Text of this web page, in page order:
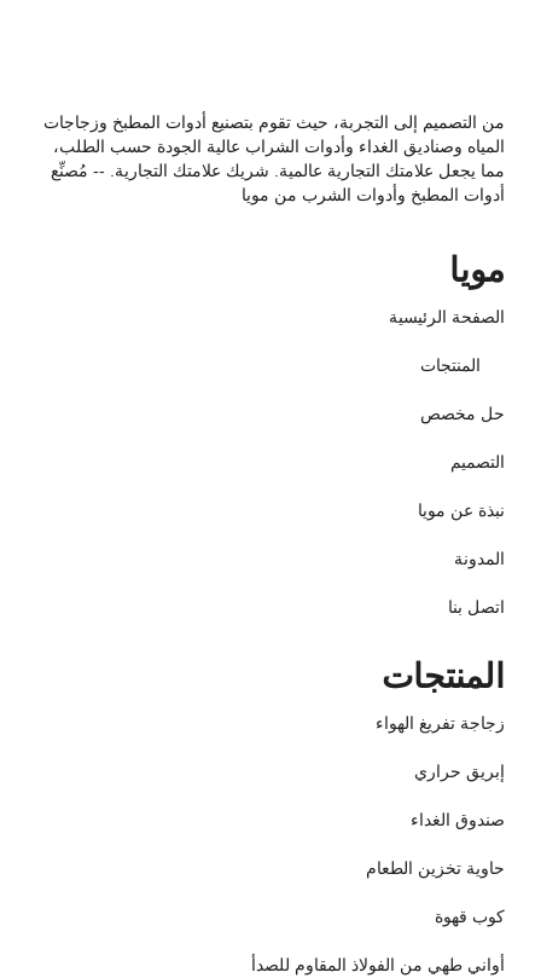
من التصميم إلى التجربة، حيث تقوم بتصنيع أدوات المطبخ وزجاجات
المياه وصناديق الغداء وأدوات الشراب عالية الجودة حسب الطلب،
مما يجعل علامتك التجارية عالمية. شريك علامتك التجارية. -- مُصنِّع
أدوات المطبخ وأدوات الشرب من مويا
مويا
الصفحة الرئيسية
المنتجات
حل مخصص
التصميم
نبذة عن مويا
المدونة
اتصل بنا
المنتجات
زجاجة تفريغ الهواء
إبريق حراري
صندوق الغداء
حاوية تخزين الطعام
كوب قهوة
أواني طهي من الفولاذ المقاوم للصدأ